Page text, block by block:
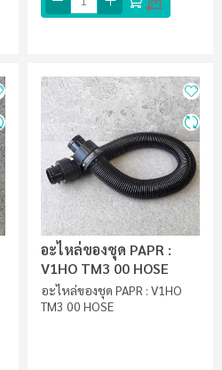
อะไหล่ของชุด PAPR :
V1HO TM3 00 HOSE
อะไหล่ของชุด PAPR : V1HO
TM3 00 HOSE